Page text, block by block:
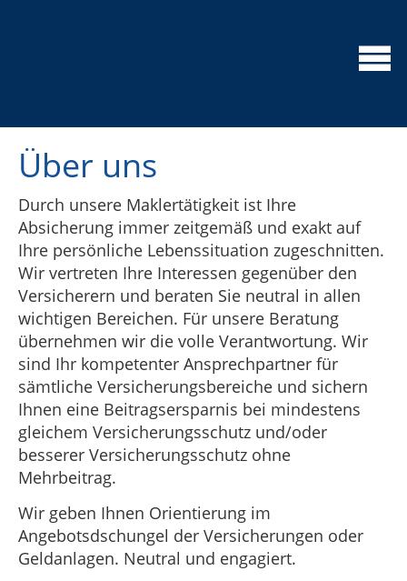
Über uns
Durch unsere Maklertätigkeit ist Ihre
Absicherung immer zeitgemäß und exakt auf
Ihre persönliche Lebenssituation zugeschnitten.
Wir vertreten Ihre Interessen gegenüber den
Versicherern und beraten Sie neutral in allen
wichtigen Bereichen. Für unsere Beratung
übernehmen wir die volle Verantwortung. Wir
sind Ihr kompetenter Ansprechpartner für
sämtliche Versicherungsbereiche und sichern
Ihnen eine Beitragsersparnis bei mindestens
gleichem Versicherungsschutz und/oder
besserer Versicherungsschutz ohne
Mehrbeitrag.
Wir geben Ihnen Orientierung im
Angebotsdschungel der Versicherungen oder
Geldanlagen. Neutral und engagiert.